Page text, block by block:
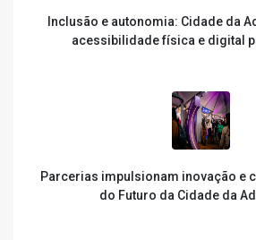
Inclusão e autonomia: Cidade da
acessibilidade física e digital
Parcerias impulsionam inovação e
do Futuro da Cidade da